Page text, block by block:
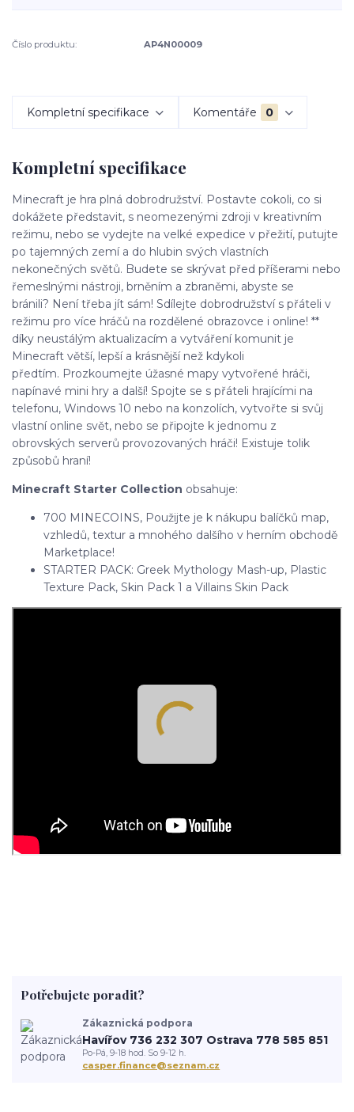
Číslo produktu: AP4N00009
Kompletní specifikace Komentáře 0
Kompletní specifikace
Minecraft je hra plná dobrodružství. Postavte cokoli, co si
dokážete představit, s neomezenými zdroji v kreativním
režimu, nebo se vydejte na velké expedice v přežití, putujte
po tajemných zemí a do hlubin svých vlastních
nekonečných světů. Budete se skrývat před příšerami nebo
řemeslnými nástroji, brněním a zbraněmi, abyste se
bránili? Není třeba jít sám! Sdílejte dobrodružství s přáteli v
režimu pro více hráčů na rozdělené obrazovce i online! **
díky neustálým aktualizacím a vytváření komunit je
Minecraft větší, lepší a krásnější než kdykoli
předtím. Prozkoumejte úžasné mapy vytvořené hráči,
napínavé mini hry a další! Spojte se s přáteli hrajícími na
telefonu, Windows 10 nebo na konzolích, vytvořte si svůj
vlastní online svět, nebo se připojte k jednomu z
obrovských serverů provozovaných hráči! Existuje tolik
způsobů hraní!
Minecraft Starter Collection obsahuje:
700 MINECOINS, Použijte je k nákupu balíčků map,
vzhledů, textur a mnohého dalšího v herním obchodě
Marketplace!
STARTER PACK: Greek Mythology Mash-up, Plastic
Texture Pack, Skin Pack 1 a Villains Skin Pack
Potřebujete poradit?
Zákaznická podpora
Havířov 736 232 307 Ostrava 778 585 851
Po-Pá, 9-18 hod. So 9-12 h.
casper.finance@seznam.cz